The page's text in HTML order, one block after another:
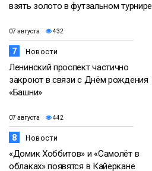
взять золото в футзальном турнире
07 августа 432
7 Новости
Ленинский проспект частично
закроют в связи с Днём рождения
«Башни»
07 августа 442
8 Новости
«Домик Хоббитов» и «Самолёт в
облаках» появятся в Кайеркане